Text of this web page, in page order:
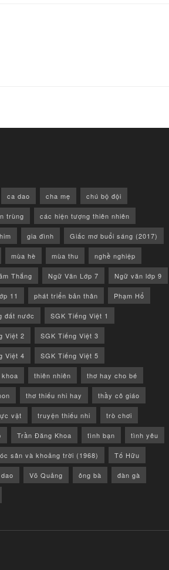
ca dao cha mẹ chú bộ đội
trùng các hiện tượng thiên nhiên
gia đình Giấc mơ buổi sáng (2017)
mùa hè mùa thu nghề nghiệp
Thắng Ngữ Văn Lớp 7 Ngữ văn lớp 9
11 phát triển bản thân Phạm Hổ
đất nước SGK Tiếng Việt 1
Việt 2 SGK Tiếng Việt 3
Việt 4 SGK Tiếng Việt 5
thiên nhiên thơ hay cho bé
thơ thiếu nhi hay thầy cô giáo
vật truyện thiếu nhi trò chơi
Trần Đăng Khoa tình bạn tình yêu
sân và khoảng trời (1968) Tố Hữu
Võ Quảng ông bà đàn gà